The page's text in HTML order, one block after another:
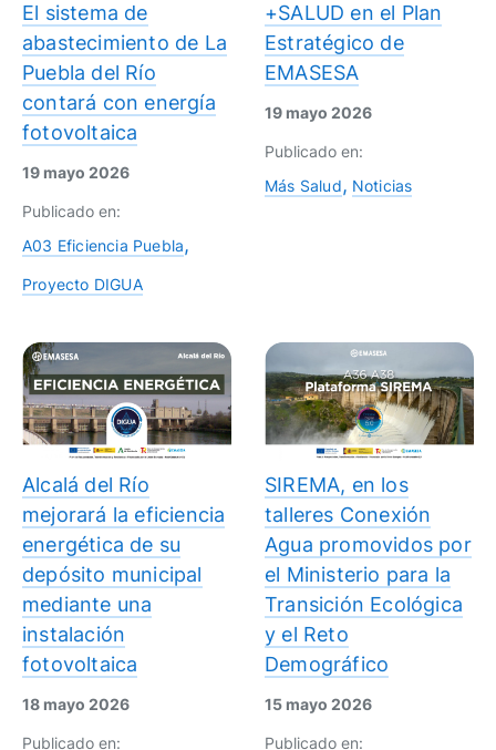
El sistema de
abastecimiento de La
Puebla del Río
contará con energía
fotovoltaica
19 mayo 2026
Publicado en:
A03 Eficiencia Puebla
Proyecto DIGUA
+SALUD en el Plan
Estratégico de
EMASESA
19 mayo 2026
Publicado en:
Más Salud
Noticias
Alcalá del Río
mejorará la eficiencia
energética de su
depósito municipal
mediante una
instalación
fotovoltaica
18 mayo 2026
Publicado en:
SIREMA, en los
talleres Conexión
Agua promovidos por
el Ministerio para la
Transición Ecológica
y el Reto
Demográfico
15 mayo 2026
Publicado en: